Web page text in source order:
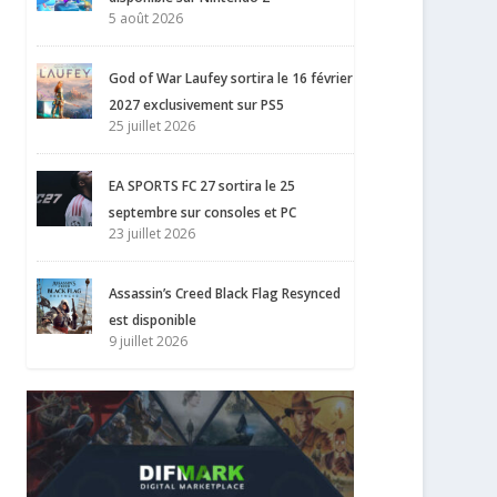
5 août 2026
God of War Laufey sortira le 16 février
2027 exclusivement sur PS5
25 juillet 2026
EA SPORTS FC 27 sortira le 25
septembre sur consoles et PC
23 juillet 2026
Assassin’s Creed Black Flag Resynced
est disponible
9 juillet 2026